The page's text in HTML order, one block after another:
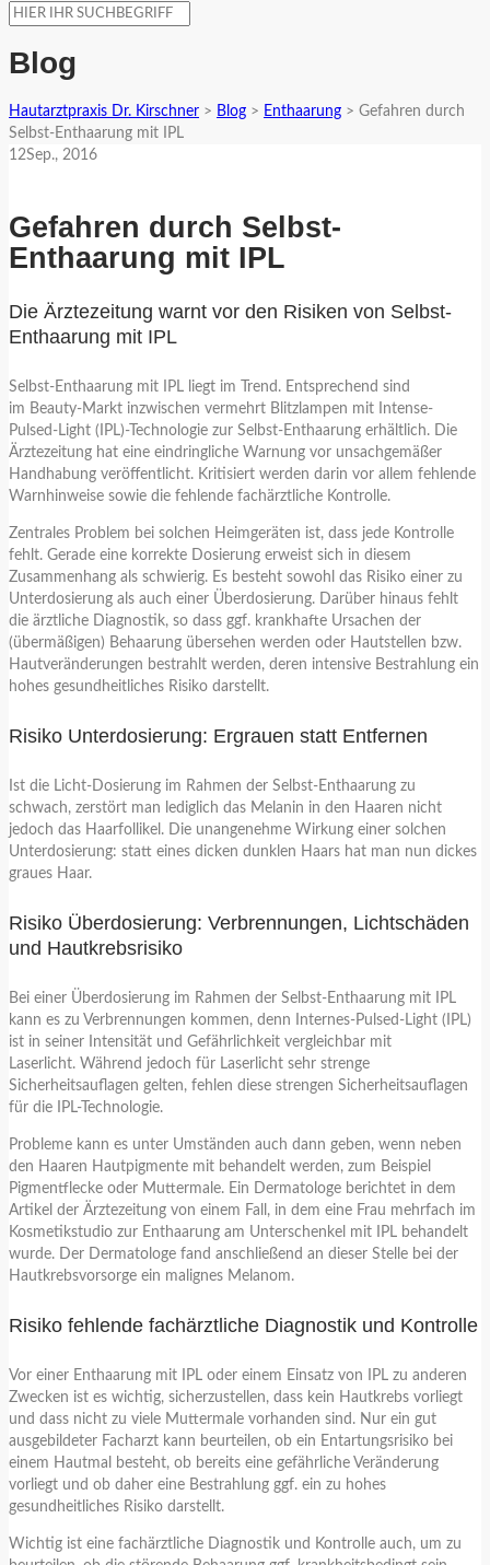
Blog
Hautarztpraxis Dr. Kirschner > Blog > Enthaarung > Gefahren durch
Selbst-Enthaarung mit IPL
12Sep., 2016
Gefahren durch Selbst-
Enthaarung mit IPL
Die Ärztezeitung warnt vor den Risiken von Selbst-
Enthaarung mit IPL
Selbst-Enthaarung mit IPL liegt im Trend. Entsprechend sind
im Beauty-Markt inzwischen vermehrt Blitzlampen mit Intense-
Pulsed-Light (IPL)-Technologie zur Selbst-Enthaarung erhältlich. Die
Ärztezeitung hat eine eindringliche Warnung vor unsachgemäßer
Handhabung veröffentlicht. Kritisiert werden darin vor allem fehlende
Warnhinweise sowie die fehlende fachärztliche Kontrolle.
Zentrales Problem bei solchen Heimgeräten ist, dass jede Kontrolle
fehlt. Gerade eine korrekte Dosierung erweist sich in diesem
Zusammenhang als schwierig. Es besteht sowohl das Risiko einer zu
Unterdosierung als auch einer Überdosierung. Darüber hinaus fehlt
die ärztliche Diagnostik, so dass ggf. krankhafte Ursachen der
(übermäßigen) Behaarung übersehen werden oder Hautstellen bzw.
Hautveränderungen bestrahlt werden, deren intensive Bestrahlung ein
hohes gesundheitliches Risiko darstellt.
Risiko Unterdosierung: Ergrauen statt Entfernen
Ist die Licht-Dosierung im Rahmen der Selbst-Enthaarung zu
schwach, zerstört man lediglich das Melanin in den Haaren nicht
jedoch das Haarfollikel. Die unangenehme Wirkung einer solchen
Unterdosierung: statt eines dicken dunklen Haars hat man nun dickes
graues Haar.
Risiko Überdosierung: Verbrennungen, Lichtschäden
und Hautkrebsrisiko
Bei einer Überdosierung im Rahmen der Selbst-Enthaarung mit IPL
kann es zu Verbrennungen kommen, denn Internes-Pulsed-Light (IPL)
ist in seiner Intensität und Gefährlichkeit vergleichbar mit
Laserlicht. Während jedoch für Laserlicht sehr strenge
Sicherheitsauflagen gelten, fehlen diese strengen Sicherheitsauflagen
für die IPL-Technologie.
Probleme kann es unter Umständen auch dann geben, wenn neben
den Haaren Hautpigmente mit behandelt werden, zum Beispiel
Pigmentflecke oder Muttermale. Ein Dermatologe berichtet in dem
Artikel der Ärztezeitung von einem Fall, in dem eine Frau mehrfach im
Kosmetikstudio zur Enthaarung am Unterschenkel mit IPL behandelt
wurde. Der Dermatologe fand anschließend an dieser Stelle bei der
Hautkrebsvorsorge ein malignes Melanom.
Risiko fehlende fachärztliche Diagnostik und Kontrolle
Vor einer Enthaarung mit IPL oder einem Einsatz von IPL zu anderen
Zwecken ist es wichtig, sicherzustellen, dass kein Hautkrebs vorliegt
und dass nicht zu viele Muttermale vorhanden sind. Nur ein gut
ausgebildeter Facharzt kann beurteilen, ob ein Entartungsrisiko bei
einem Hautmal besteht, ob bereits eine gefährliche Veränderung
vorliegt und ob daher eine Bestrahlung ggf. ein zu hohes
gesundheitliches Risiko darstellt.
Wichtig ist eine fachärztliche Diagnostik und Kontrolle auch, um zu